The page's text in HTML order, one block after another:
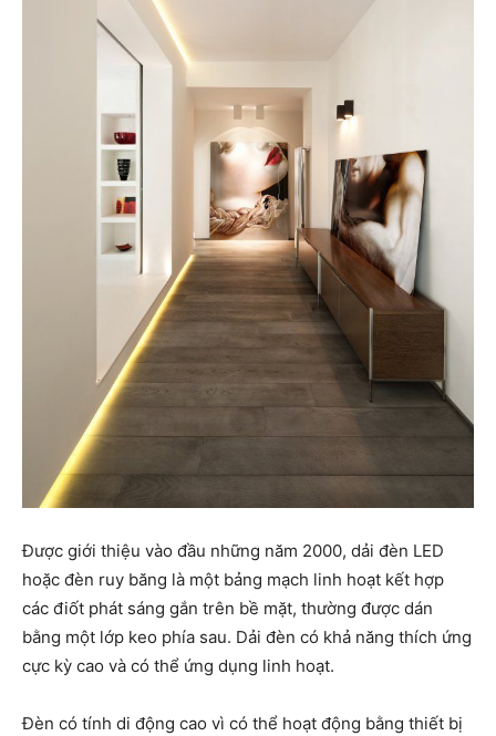
Được giới thiệu vào đầu những năm 2000, dải đèn LED
hoặc đèn ruy băng là một bảng mạch linh hoạt kết hợp
các điốt phát sáng gắn trên bề mặt, thường được dán
bằng một lớp keo phía sau. Dải đèn có khả năng thích ứng
cực kỳ cao và có thể ứng dụng linh hoạt.
Đèn có tính di động cao vì có thể hoạt động bằng thiết bị